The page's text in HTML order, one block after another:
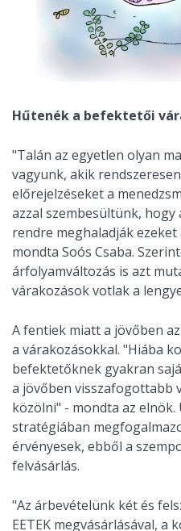
Hűtenék a befektetői
"Talán az egyetlen olyan
vagyunk, akik
előrejelzéseket a
azzal szembesültünk,
rendre meghaladják
mondta Soós Csaba.
árfolyamváltozás is azt
várakozások votlak a
A fentiek miatt a jövőben
a várakozásokkal. "Hiába
befektetőknek gyakran
a jövőben visszafogottabb
közölni" - mondta az
stratégiában
érvényesek, ebből a
felvásárlás.
"Az árbevételünk két és
EETEK megvásárlásával, a